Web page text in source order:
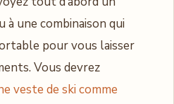
une combinaison qui
pour vous laisser
Vous devrez
veste de ski comme